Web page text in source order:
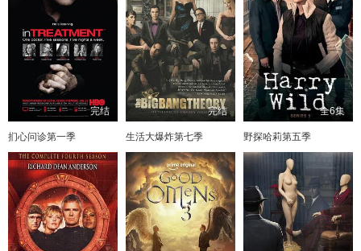
完结
扪心问诊第一季
完结
生活大爆炸第七季
全6集
野探哈莉第五季